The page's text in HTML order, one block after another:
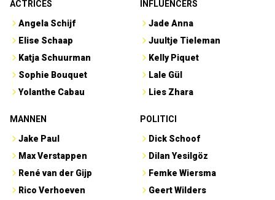
ACTRICES
Angela Schijf
Elise Schaap
Katja Schuurman
Sophie Bouquet
Yolanthe Cabau
INFLUENCERS
Jade Anna
Juultje Tieleman
Kelly Piquet
Lale Gül
Lies Zhara
MANNEN
Jake Paul
Max Verstappen
René van der Gijp
Rico Verhoeven
POLITICI
Dick Schoof
Dilan Yesilgöz
Femke Wiersma
Geert Wilders